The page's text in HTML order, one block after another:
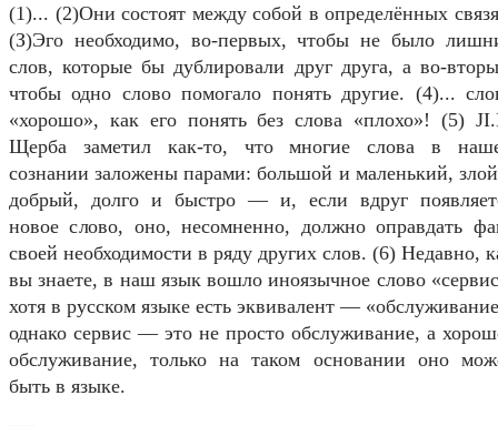
(1)... (2)Они состоят между собой в определённых
(З)Эго необходимо, во-первых, чтобы не было
слов, которые бы дублировали друг друга, а во-
чтобы одно слово помогало понять другие. (4)...
«хорошо», как его понять без слова «плохо»! (5)
Щерба заметил как-то, что многие слова в
сознании заложены парами: большой и маленький,
добрый, долго и быстро — и, если вдруг
новое слово, оно, несомненно, должно оправдать
своей необходимости в ряду других слов. (6) Недавно,
вы знаете, в наш язык вошло иноязычное слово
хотя в русском языке есть эквивалент —
однако сервис — это не просто обслуживание, а
обслуживание, только на таком основании оно
быть в языке.